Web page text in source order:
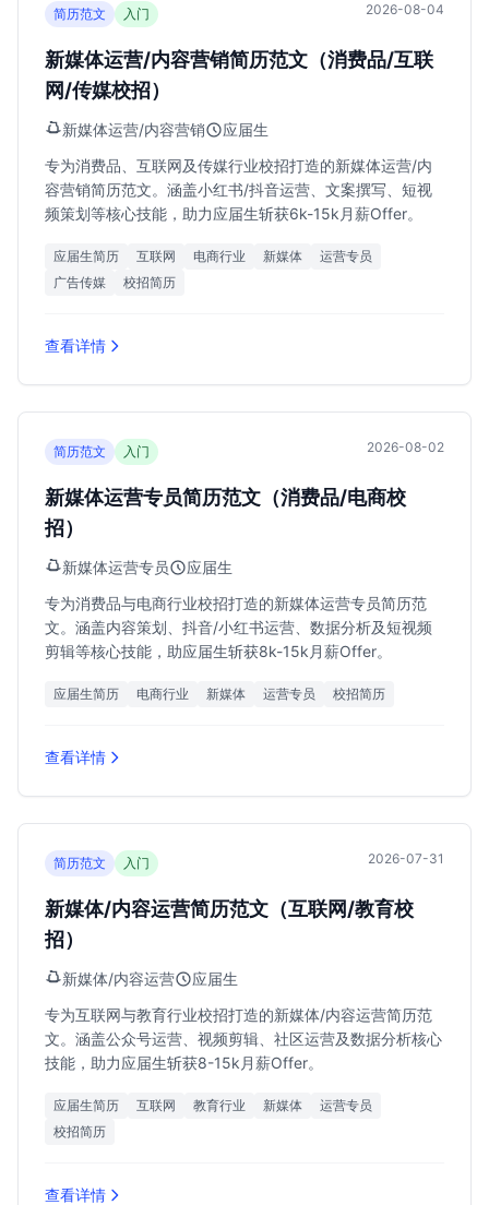
简历范文 入门 2026-08-04
新媒体运营/内容营销简历范文（消费品/互联
网/传媒校招）
新媒体运营/内容营销
应届生
专为消费品、互联网及传媒行业校招打造的新媒体运营/内
容营销简历范文。涵盖小红书/抖音运营、文案撰写、短视
频策划等核心技能，助力应届生斩获6k-15k月薪Offer。
应届生简历 互联网 电商行业 新媒体
运营专员
广告传媒
校招简历
查看详情
简历范文 入门 2026-08-02
新媒体运营专员简历范文（消费品/电商校
招）
新媒体运营专员
应届生
专为消费品与电商行业校招打造的新媒体运营专员简历范
文。涵盖内容策划、抖音/小红书运营、数据分析及短视频
剪辑等核心技能，助应届生斩获8k-15k月薪Offer。
应届生简历 电商行业 新媒体 运营专员 校招简历
查看详情
简历范文 入门 2026-07-31
新媒体/内容运营简历范文（互联网/教育校
招）
新媒体/内容运营
应届生
专为互联网与教育行业校招打造的新媒体/内容运营简历范
文。涵盖公众号运营、视频剪辑、社区运营及数据分析核心
技能，助力应届生斩获8-15k月薪Offer。
应届生简历 互联网 教育行业 新媒体
运营专员
校招简历
查看详情